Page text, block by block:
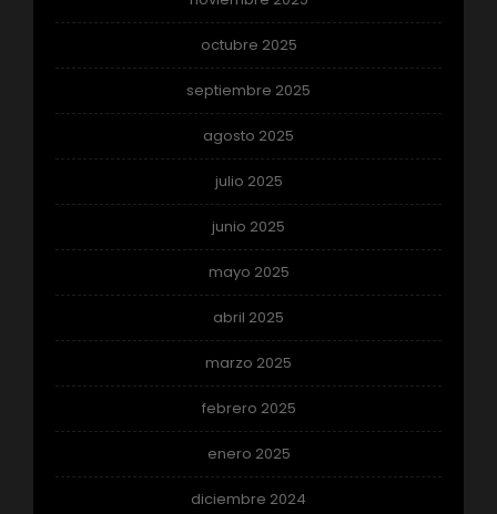
octubre 2025
septiembre 2025
agosto 2025
julio 2025
junio 2025
mayo 2025
abril 2025
marzo 2025
febrero 2025
enero 2025
diciembre 2024